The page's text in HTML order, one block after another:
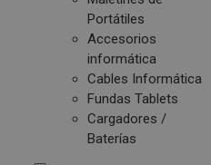
Portátiles
Accesorios
informática
Cables Informática
Fundas Tablets
Cargadores /
Baterías